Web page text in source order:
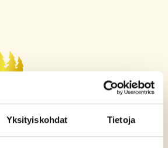
Yksityiskohdat Tietoja
Maaherrankatu 7
89200 Puolanka